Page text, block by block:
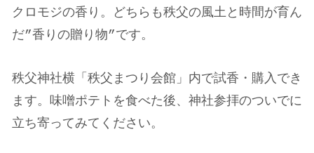
クロモジの香り。どちらも秩父の風土と時間が育ん
だ”香りの贈り物”です。
秩父神社横「秩父まつり会館」内で試香・購入でき
ます。味噌ポテトを食べた後、神社参拝のついでに
立ち寄ってみてください。